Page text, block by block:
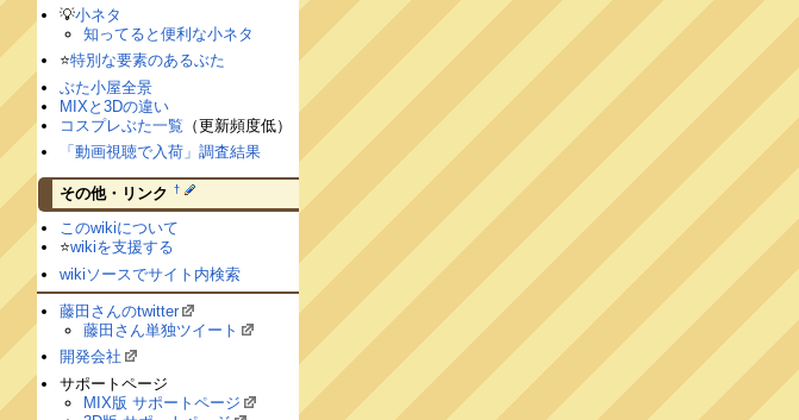
💡小ネタ
知ってると便利な小ネタ
⭐️特別な要素のあるぶた
ぶた小屋全景
MIXと3Dの違い
コスプレぶた一覧 （更新頻度低）
「動画視聴で入荷」調査結果
その他・リンク †
このwikiについて
⭐️wikiを支援する
wikiソースでサイト内検索
藤田さんのtwitter
藤田さん単独ツイート
開発会社
サポートページ
MIX版 サポートページ